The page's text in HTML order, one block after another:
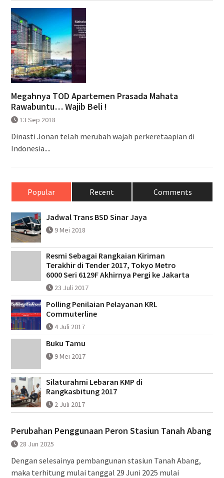
Megahnya TOD Apartemen Prasada Mahata
Rawabuntu… Wajib Beli !
13 Sep 2018
Dinasti Jonan telah merubah wajah perkeretaapian di
Indonesia....
Popular Recent Comments
Jadwal Trans BSD Sinar Jaya
9 Mei 2018
Resmi Sebagai Rangkaian Kiriman
Terakhir di Tender 2017, Tokyo Metro
6000 Seri 6129F Akhirnya Pergi ke Jakarta
23 Juli 2017
Polling Penilaian Pelayanan KRL
Commuterline
4 Juli 2017
Buku Tamu
9 Mei 2017
Silaturahmi Lebaran KMP di
Rangkasbitung 2017
2 Juli 2017
Perubahan Penggunaan Peron Stasiun Tanah Abang
28 Jun 2025
Dengan selesainya pembangunan stasiun Tanah Abang,
maka terhitung mulai tanggal 29 Juni 2025 mulai